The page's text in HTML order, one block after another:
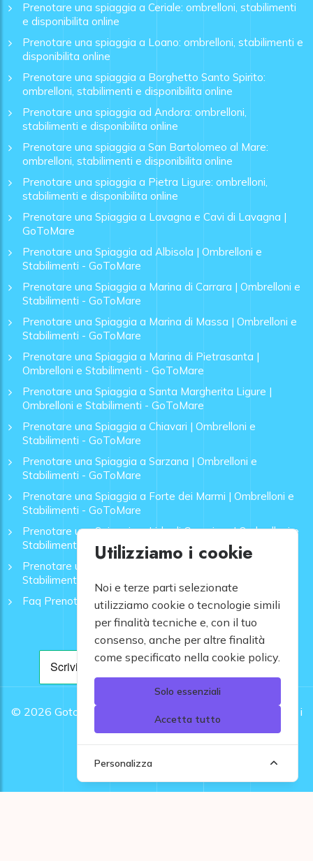
Prenotare una spiaggia a Ceriale: ombrelloni, stabilimenti
e disponibilita online
Prenotare una spiaggia a Loano: ombrelloni, stabilimenti e
disponibilita online
Prenotare una spiaggia a Borghetto Santo Spirito:
ombrelloni, stabilimenti e disponibilita online
Prenotare una spiaggia ad Andora: ombrelloni,
stabilimenti e disponibilita online
Prenotare una spiaggia a San Bartolomeo al Mare:
ombrelloni, stabilimenti e disponibilita online
Prenotare una spiaggia a Pietra Ligure: ombrelloni,
stabilimenti e disponibilita online
Prenotare una Spiaggia a Lavagna e Cavi di Lavagna |
GoToMare
Prenotare una Spiaggia ad Albisola | Ombrelloni e
Stabilimenti - GoToMare
Prenotare una Spiaggia a Marina di Carrara | Ombrelloni e
Stabilimenti - GoToMare
Prenotare una Spiaggia a Marina di Massa | Ombrelloni e
Stabilimenti - GoToMare
Prenotare una Spiaggia a Marina di Pietrasanta |
Ombrelloni e Stabilimenti - GoToMare
Prenotare una Spiaggia a Santa Margherita Ligure |
Ombrelloni e Stabilimenti - GoToMare
Prenotare una Spiaggia a Chiavari | Ombrelloni e
Stabilimenti - GoToMare
Prenotare una Spiaggia a Sarzana | Ombrelloni e
Stabilimenti - GoToMare
Prenotare una Spiaggia a Forte dei Marmi | Ombrelloni e
Stabilimenti - GoToMare
Prenotare una Spiaggia a Lido di Camaiore | Ombrelloni e
Stabilimenti - GoToMare
Prenotare una Spiaggia a Rapallo | Ombrelloni e
Stabilimenti - GoToMare
Faq Prenotazione Spiagge
© 2026 Gotomare srl - Partita IVA 12948810960 .
Tutti i
diritti riservati.
Utilizziamo i cookie
Noi e terze parti selezionate
utilizziamo cookie o tecnologie simili
per finalità tecniche e, con il tuo
consenso, anche per altre finalità
come specificato nella cookie policy.
Solo essenziali
Accetta tutto
Personalizza